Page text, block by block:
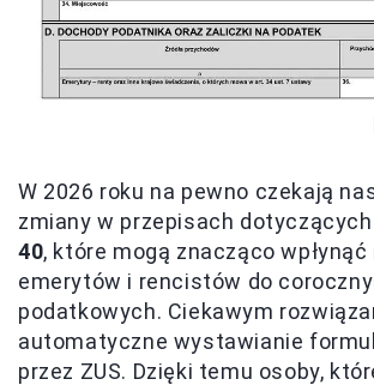
W 2026 roku na pewno czekają
zmiany w przepisach
40, które mogą znacząco
emerytów i rencistów do
podatkowych. Ciekawym
automatyczne wystawianie
przez ZUS. Dzięki temu osoby,